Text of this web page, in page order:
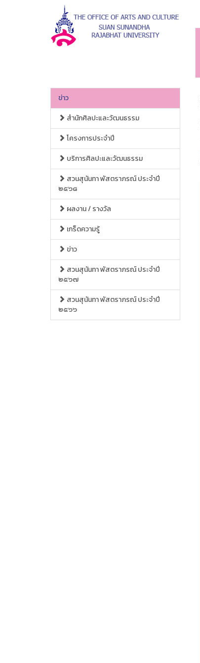
ข่าว
สำนักศิลปะและวัฒนธรรม
โครงการประจำปี
บริการศิลปะและวัฒนธรรม
สวนสุนันทา พัสตราภรณ์ ประจำปี
๒๕๖๘
ผลงาน / รางวัล
เกร็ดความรู้
ข่าว
สวนสุนันทา พัสตราภรณ์ ประจำปี
๒๕๖๗
สวนสุนันทา พัสตราภรณ์ ประจำปี
๒๕๖๖